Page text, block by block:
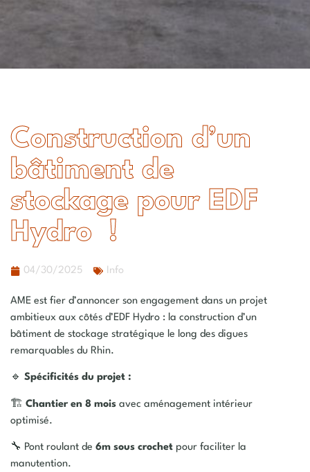
Construction d’un
bâtiment de
stockage pour EDF
Hydro !
04/30/2025 Info
AME est fier d’annoncer son engagement dans un projet
ambitieux aux côtés d’EDF Hydro : la construction d’un
bâtiment de stockage stratégique le long des digues
remarquables du Rhin.
🔹 Spécificités du projet :
🏗️ Chantier en 8 mois avec aménagement intérieur
optimisé.
🔧 Pont roulant de 6m sous crochet pour faciliter la
manutention.